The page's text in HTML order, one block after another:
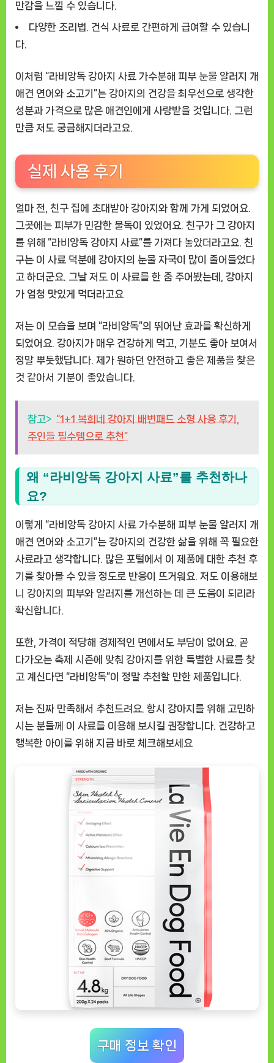
만감을 느낄 수 있습니다.
다양한 조리법. 건식 사료로 간편하게 급여할 수 있습니
다.
이처럼 “라비앙독 강아지 사료 가수분해 피부 눈물 알러지 개
애견 연어와 소고기”는 강아지의 건강을 최우선으로 생각한
성분과 가격으로 많은 애견인에게 사랑받을 것입니다. 그런
만큼 저도 궁금해지더라고요.
실제 사용 후기
얼마 전, 친구 집에 초대받아 강아지와 함께 가게 되었어요.
그곳에는 피부가 민감한 불독이 있었어요. 친구가 그 강아지
를 위해 “라비앙독 강아지 사료”를 가져다 놓았더라고요. 친
구는 이 사료 덕분에 강아지의 눈물 자국이 많이 줄어들었다
고 하더군요. 그날 저도 이 사료를 한 줌 주어봤는데, 강아지
가 엄청 맛있게 먹더라고요
저는 이 모습을 보며 “라비앙독”의 뛰어난 효과를 확신하게
되었어요. 강아지가 매우 건강하게 먹고, 기분도 좋아 보여서
정말 뿌듯했답니다. 제가 원하던 안전하고 좋은 제품을 찾은
것 같아서 기분이 좋았습니다.
참고> “1+1 복희네 강아지 배변패드 소형 사용 후기,
주인들 필수템으로 추천”
왜 “라비앙독 강아지 사료”를 추천하나
요?
이렇게 “라비앙독 강아지 사료 가수분해 피부 눈물 알러지 개
애견 연어와 소고기”는 강아지의 건강한 삶을 위해 꼭 필요한
사료라고 생각합니다. 많은 포털에서 이 제품에 대한 추천 후
기를 찾아볼 수 있을 정도로 반응이 뜨거워요. 저도 이용해보
니 강아지의 피부와 알러지를 개선하는 데 큰 도움이 되리라
확신합니다.
또한, 가격이 적당해 경제적인 면에서도 부담이 없어요. 곧
다가오는 축제 시즌에 맞춰 강아지를 위한 특별한 사료를 찾
고 계신다면 “라비앙독”이 정말 추천할 만한 제품입니다.
저는 진짜 만족해서 추천드려요. 항시 강아지를 위해 고민하
시는 분들께 이 사료를 이용해 보시길 권장합니다. 건강하고
행복한 아이를 위해 지금 바로 체크해보세요
구매 정보 확인